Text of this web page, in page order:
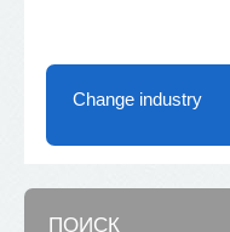
Change industry
ПОИСК